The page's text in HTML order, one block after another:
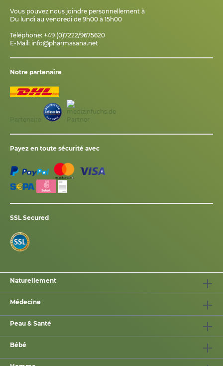
Vous pouvez nous joindre personnellement à
Du lundi au vendredi de 9h00 à 15h00
Téléphone: +49 (0)7222/9675620
E-Mail: info@pharmasana.net
Notre partenaire
Payez en toute sécurité avec
SSL Secured
Naturellement
Médecine
Peau & Santé
Bébé